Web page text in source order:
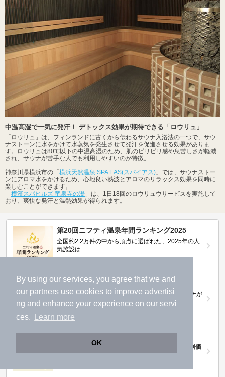
By using our services, you agree that we and
our partners use cookies to improve advertisi
ng and enhance your experience on our servi
ces.
Learn more
OK
中温高湿で一気に発汗！ デトックス効果が期待できる「ロウリュ」
「ロウリュ」は、フィンランドに古くから伝わるサウナ入浴法の一つで、サウ
ナストーンに水をかけて水蒸気を発生させて発汗を促進させる効果がありま
す。ロウリュは80℃以下の中温高湿のため、肌のピリピリ感や息苦しさが軽減
され、サウナが苦手な人でも利用しやすいのが特徴。
神奈川県横浜市の「 横浜天然温泉 SPA EAS(スパイアス) 」では、サウナストー
ンにアロマ水をかけるため、心地良い熱波とアロマのリラックス効果を同時に
楽しむことができます。
「 横濱スパヒルズ 竜泉寺の湯 」は、1日18回のロウリュウサービスを実施して
おり、爽快な発汗と温熱効果が得られます。
第20回ニフティ温泉年間ランキング2025
全国約2.2万件の中から頂点に選ばれた、2025年の人
気施設は…
ニフティ温泉 サウナランキング2026
おふろ好きユーザーの投票により、全国No.1サウナが
決定！
ニフティ温泉プレミアムクーポン
ノジマモバイル会員向け 通常よりもお得な「特別価
格」で人気の温泉を満喫できる！